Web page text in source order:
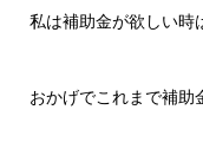
私は補助金が欲しい時
おかげでこれまで補助